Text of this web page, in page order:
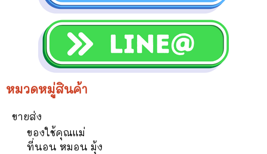
หมวดหมู่สินค้า
ขายส่ง
ของใช้คุณแม่
ที่นอน หมอน มุ้ง